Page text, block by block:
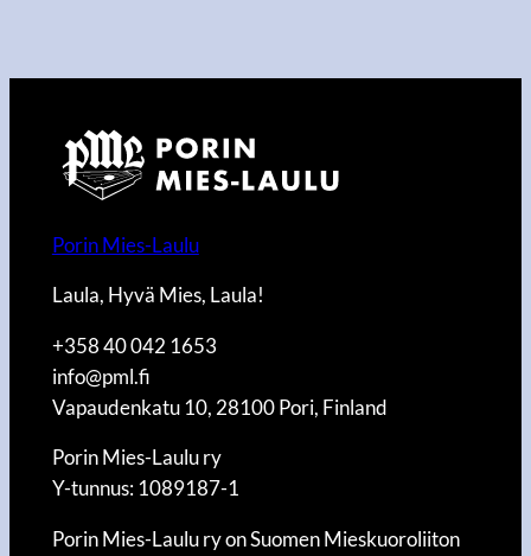
Porin Mies-Laulu
Laula, Hyvä Mies, Laula!
+358 40 042 1653
info@pml.fi
Vapaudenkatu 10, 28100 Pori, Finland
Porin Mies-Laulu ry
Y-tunnus: 1089187-1
Porin Mies-Laulu ry on Suomen Mieskuoroliiton